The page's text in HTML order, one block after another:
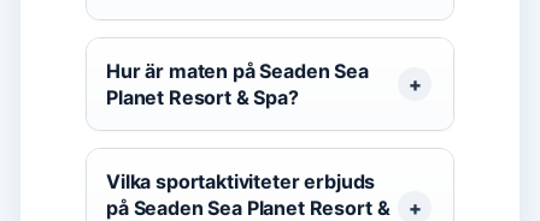
Hur är maten på Seaden Sea
Planet Resort & Spa?
Vilka sportaktiviteter erbjuds
på Seaden Sea Planet Resort &